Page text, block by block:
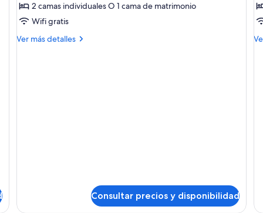
fotos
de
Keep
2 camas individuales O 1 cama de matrimonio
Wifi gratis
Ver más detalles
Más
Consultar precios y disponibilidad